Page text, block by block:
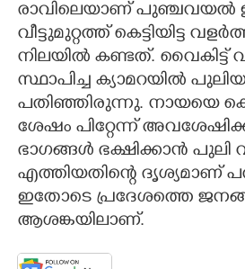
CONTACT US
രാവിലെയാണ് പുഞ്ചവയൽ
വീട്ടുമുറ്റത്ത് കെട്ടിയിട്ട
നിലയിൽ കണ്ടത്. വൈകിട്ട്
സ്ഥാപിച്ച ക്യാമറയിൽ
പതിഞ്ഞിരുന്നു. നായയെ
ശേഷം പിറ്റേന്ന്
ഭാഗങ്ങൾ ഭക്ഷിക്കാൻ പുലി
എത്തിയതിന്റെ ദൃശ്യമാണ്
ഇതോടെ പ്രദേശത്തെ
ആശങ്കയിലാണ്.